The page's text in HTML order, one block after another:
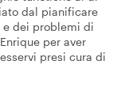
dal pianificare
e dei problemi di
per aver
presi cura di